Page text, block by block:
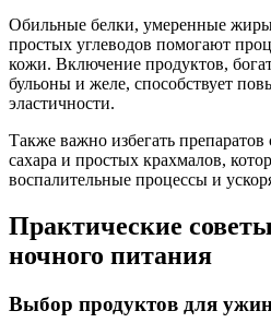
Обильные белки, умеренные
простых углеводов помогают
кожи. Включение продуктов,
бульоны и желе, способствует
эластичности.
Также важно избегать
сахара и простых крахмалов,
воспалительные процессы и
Практические
ночного питания
Выбор продуктов для